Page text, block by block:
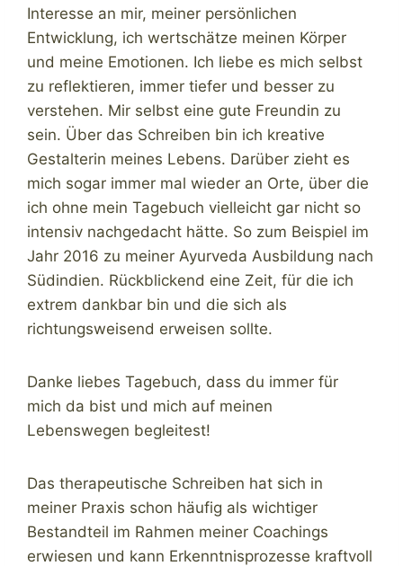
Interesse an mir, meiner persönlichen
Entwicklung, ich wertschätze meinen Körper
und meine Emotionen. Ich liebe es mich selbst
zu reflektieren, immer tiefer und besser zu
verstehen. Mir selbst eine gute Freundin zu
sein. Über das Schreiben bin ich kreative
Gestalterin meines Lebens. Darüber zieht es
mich sogar immer mal wieder an Orte, über die
ich ohne mein Tagebuch vielleicht gar nicht so
intensiv nachgedacht hätte. So zum Beispiel im
Jahr 2016 zu meiner Ayurveda Ausbildung nach
Südindien. Rückblickend eine Zeit, für die ich
extrem dankbar bin und die sich als
richtungsweisend erweisen sollte.
Danke liebes Tagebuch, dass du immer für
mich da bist und mich auf meinen
Lebenswegen begleitest!
Das therapeutische Schreiben hat sich in
meiner Praxis schon häufig als wichtiger
Bestandteil im Rahmen meiner Coachings
erwiesen und kann Erkenntnisprozesse kraftvoll